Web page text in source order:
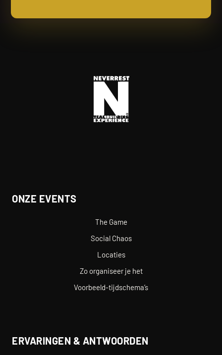
ONZE EVENTS
The Game
Social Chaos
Locaties
Zo organiseer je het
Voorbeeld-tijdschema’s
ERVARINGEN & ANTWOORDEN